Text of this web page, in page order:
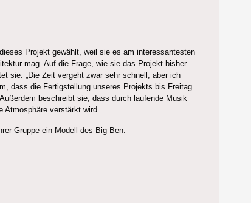
Projekt gewählt, weil sie es am interessantesten
mag. Auf die Frage, wie sie das Projekt bisher
sie: „Die Zeit vergeht zwar sehr schnell, aber ich
dass die Fertigstellung unseres Projekts bis Freitag
beschreibt sie, dass durch laufende Musik
Atmosphäre verstärkt wird.
Gruppe ein Modell des Big Ben.